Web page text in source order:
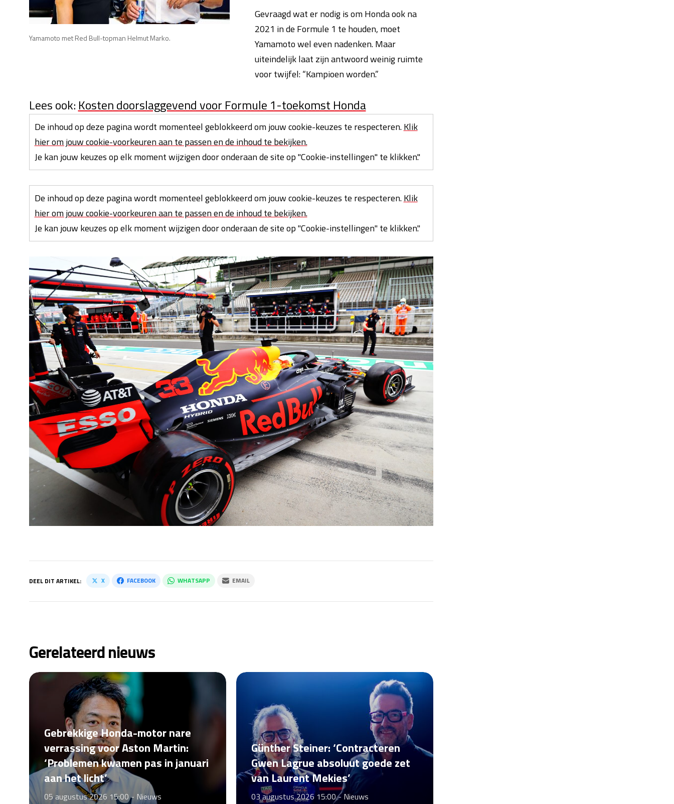
Yamamoto met Red Bull-topman Helmut Marko.
Gevraagd wat er nodig is om Honda ook na
2021 in de Formule 1 te houden, moet
Yamamoto wel even nadenken. Maar
uiteindelijk laat zijn antwoord weinig ruimte
voor twijfel: “Kampioen worden.”
Lees ook: Kosten doorslaggevend voor Formule 1-toekomst Honda
De inhoud op deze pagina wordt momenteel geblokkeerd om jouw cookie-keuzes te respecteren.Klik
hier om jouw cookie-voorkeuren aan te passen en de inhoud te bekijken.
Je kan jouw keuzes op elk moment wijzigen door onderaan de site op "Cookie-instellingen" te klikken."
De inhoud op deze pagina wordt momenteel geblokkeerd om jouw cookie-keuzes te respecteren.Klik
hier om jouw cookie-voorkeuren aan te passen en de inhoud te bekijken.
Je kan jouw keuzes op elk moment wijzigen door onderaan de site op "Cookie-instellingen" te klikken."
DEEL DIT ARTIKEL: X FACEBOOK WHATSAPP EMAIL
Gerelateerd nieuws
Gebrekkige Honda-motor nare
verrassing voor Aston Martin:
‘Problemen kwamen pas in januari
aan het licht’
05 augustus 2026 15:00 - Nieuws
Günther Steiner: ‘Contracteren
Gwen Lagrue absoluut goede zet
van Laurent Mekies’
03 augustus 2026 15:00 -Nieuws